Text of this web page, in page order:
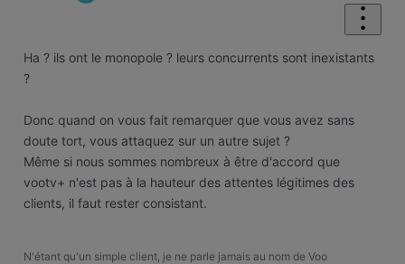
Ha ? ils ont le monopole ? leurs concurrents sont inexistants
?
Donc quand on vous fait remarquer que vous avez sans
doute tort, vous attaquez sur un autre sujet ?
Même si nous sommes nombreux à être d'accord que
vootv+ n'est pas à la hauteur des attentes légitimes des
clients, il faut rester consistant.
N'étant qu'un simple client, je ne parle jamais au nom de Voo